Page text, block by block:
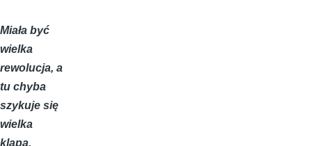
Miała być
wielka
rewolucja, a
tu chyba
szykuje się
wielka
klapa.